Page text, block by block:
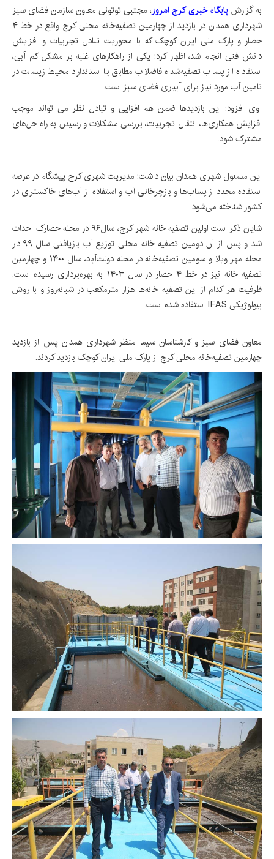
به گزارش پایگاه خبری کرج امروز، مجتبی توتونی معاون سازمان فضای سبز
شهرداری همدان در بازدید از چهارمین تصفیه‌خانه محلی کرج واقع در خط ۴
حصار و پارک ملی ایران کوچک که با محوریت تبادل تجربیات و افزایش
دانش فنی انجام شد، اظهار کرد: یکی از راهکارهای غلبه بر مشکل کم آبی،
استفاده از پساب تصفیه‌شده فاضلاب مطابق با استاندارد محیط زیست در
تامین آب مورد نیاز برای آبیاری فضای سبز است.
وی افزود: این بازدیدها ضمن هم افزایی و تبادل نظر می تواند موجب
افزایش همکاری‌ها، انتقال تجربیات، بررسی مشکلات و رسیدن به راه حل‌های
مشترک شود.
این مسئول شهری همدان بیان داشت: مدیریت شهری کرج پیشگام در عرصه
استفاده مجدد از پساب‌ها و بازچرخانی آب و استفاده از آب‌های خاکستری در
کشور شناخته می‌شود.
شایان ذکر است اولین تصفیه خانه شهر کرج، سال۹۶ در محله حصارک احداث
شد و پس از آن دومین تصفیه خانه محلی توزیع آب بازیافتی سال ۹۹ در
محله مهر ویلا و سومین تصفیه‌خانه در محله دولت‌آباد، سال ۱۴۰۰ و چهارمین
تصفیه خانه نیز در خط ۴ حصار در سال ۱۴۰۳ به بهره‌برداری رسیده است.
ظرفیت هر کدام از این تصفیه خانه‌ها هزار مترمکعب در شبانه‌روز و با روش
بیولوژیکی IFAS استفاده شده است.
معاون فضای سبز و کارشناسان سیما منظر شهرداری همدان پس از بازدید
چهارمین تصفیه‌خانه محلی کرج از پارک ملی ایران کوچک بازدید کردند.